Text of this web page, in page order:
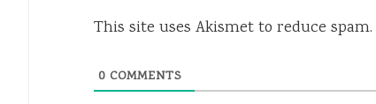
This site uses Akismet to reduce spam.
0 COMMENTS